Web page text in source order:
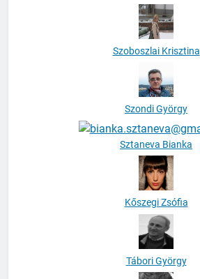
Szoboszlai Krisztina
Szondi György
Sztaneva Bianka
Kőszegi Zsófia
Tábori György